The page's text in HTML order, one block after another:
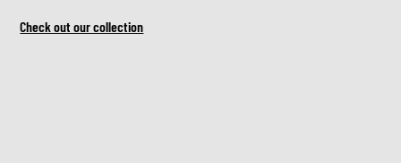
Check out our collection